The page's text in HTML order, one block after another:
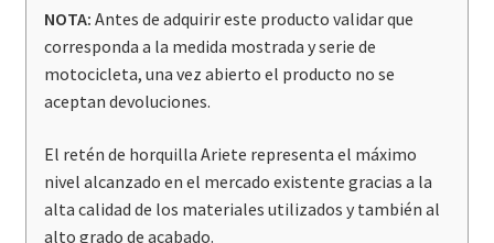
NOTA: Antes de adquirir este producto validar que
corresponda a la medida mostrada y serie de
motocicleta, una vez abierto el producto no se
aceptan devoluciones.
El retén de horquilla Ariete representa el máximo
nivel alcanzado en el mercado existente gracias a la
alta calidad de los materiales utilizados y también al
alto grado de acabado.